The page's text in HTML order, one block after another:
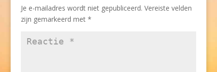
Je e-mailadres wordt niet gepubliceerd. Vereiste velden
zijn gemarkeerd met *